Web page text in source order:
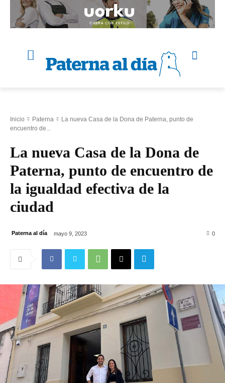
Inicio Paterna
La nueva Casa de la Dona de Paterna, punto de
encuentro de...
La nueva Casa de la Dona de
Paterna, punto de encuentro de
la igualdad efectiva de la
ciudad
Paterna al día mayo 9, 2023 0